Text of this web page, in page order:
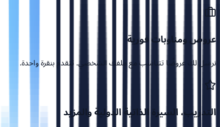
عروض ومناوبات فورية
نرسل لك عروضًا تتناسب مع ملفك الشخصي. تتقدم بنقرة واحدة.
التدريب، السيرة الذاتية الدولية والمزيد